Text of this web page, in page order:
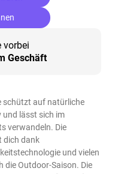
vorbei
Geschäft
schützt auf natürliche
und lässt sich im
verwandeln. Die
dich dank
und vielen
die Outdoor-Saison. Die